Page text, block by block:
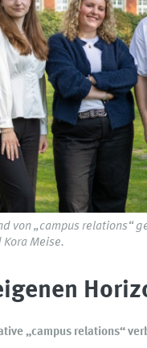
von „campus relations“
Meise.
„campus relations“